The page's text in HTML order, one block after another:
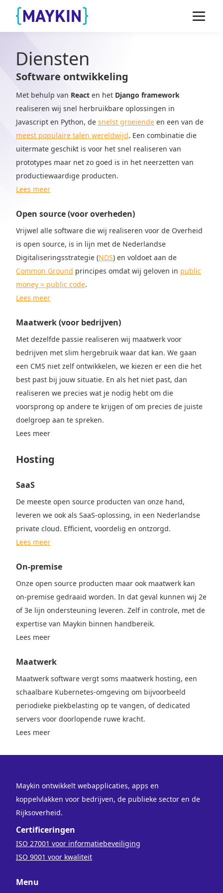
Naar de inhoud springen
Naar de footer springen
Diensten
Software ontwikkeling
Met behulp van React en het Django framework
realiseren wij snel herbruikbare oplossingen in
Javascript en Python, de snelst groeiende en een van de
meest populaire talen wereldwijd. Een combinatie die
uitermate geschikt is voor het snel realiseren van
prototypes maar net zo goed is in het neerzetten van
productiewaardige producten.
Lees meer
Open source (voor overheden)
Vrijwel alle software die wij realiseren voor de Overheid
is open source, is in lijn met de Nederlandse
Digitaliseringsstrategie (NDS) en voldoet aan de
Common Ground principes omdat wij geloven in public
money = public code.
Lees meer
Maatwerk (voor bedrijven)
Met dezelfde passie realiseren wij maatwerk voor
bedrijven met slim hergebruik waar dat kan. We gaan
een CMS niet zelf ontwikkelen, we kiezen er een die het
best past bij jouw situatie. En als het niet past, dan
realiseren we precies wat je nodig hebt om die
voorsprong op andere te krijgen of om precies de juiste
doelgroep aan te spreken.
Lees meer
Hosting
SaaS
De meeste open source producten van onze hand,
leveren we ook als SaaS-oplossing, in een Nederlandse
private cloud. Efficient, voordelig en ontzorgd.
Lees meer
On-premise
Onze open source producten maar ook maatwerk kan
on-premise gedraaid worden. In dat geval kunnen wij 2e
of 3e lijn ondersteuning leveren. Zelf in controle, met de
expertise van Maykin binnen handbereik.
Lees meer
Maatwerk
Maatwerk software vergt soms maatwerk hosting, een
schaalbare Kubernetes-omgeving om bijvoorbeeld
periodieke piekbelasting op te vangen, of dedicated
servers voor doorlopende ruwe kracht.
Lees meer
Maykin ontwikkelt webapplicaties, apps en
koppelvlakken voor bedrijven, de publieke sector en de
Rijksoverheid.
Certificeringen
ISO 27001 voor informatiebeveiliging
ISO 9001 voor kwaliteit
Menu